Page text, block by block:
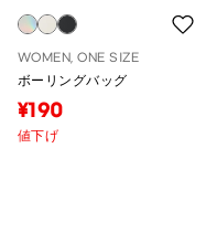
WOMEN, ONE SIZE
ボーリングバッグ
¥190
値下げ